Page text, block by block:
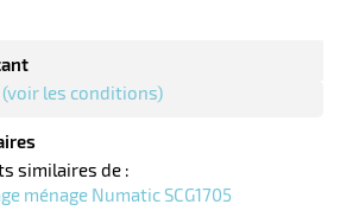
(voir les conditions)
similaires de :
ménage Numatic SCG1705